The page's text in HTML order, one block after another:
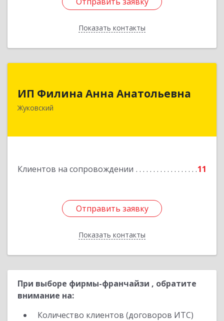
Показать контакты
Назад
ИП Филина Анна Анатольевна
Жуковский
Клиентов на сопровождении 11
Отправить заявку
Показать контакты
Подробнее
Отправить заявку
Назад
При выборе фирмы-франчайзи , обратите
внимание на:
Количество клиентов (договоров ИТС)